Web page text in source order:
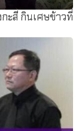
ะสี กินเศษข้าวที่